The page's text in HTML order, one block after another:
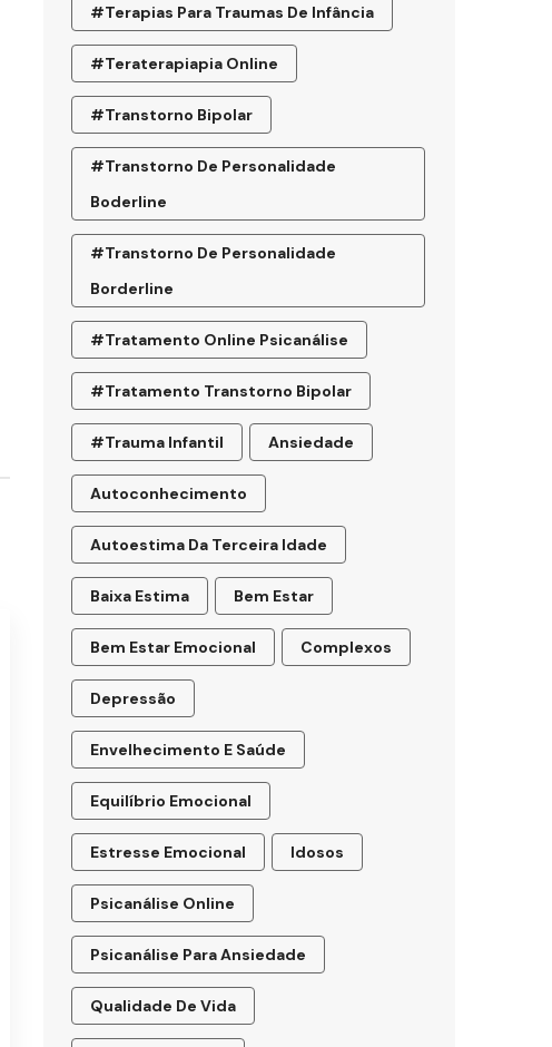
#terapias Para Traumas De Infância
#teraterapiapia Online
#transtorno Bipolar
#transtorno De Personalidade
Boderline
#Transtorno De Personalidade
Borderline
#tratamento Online Psicanálise
#tratamento Transtorno Bipolar
#trauma Infantil Ansiedade
Autoconhecimento
Autoestima Da Terceira Idade
Baixa Estima Bem Estar
Bem Estar Emocional Complexos
Depressão
Envelhecimento E Saúde
Equilíbrio Emocional
Estresse Emocional Idosos
Psicanálise Online
Psicanálise Para Ansiedade
Qualidade De Vida